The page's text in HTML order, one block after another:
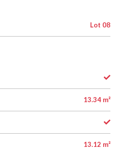
Lot 08
13.34 m²
13.12 m²